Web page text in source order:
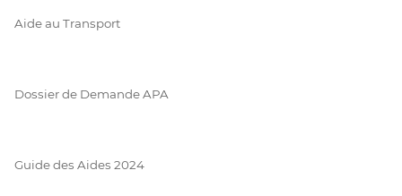
Aide au Transport
Dossier de Demande APA
Guide des Aides 2024